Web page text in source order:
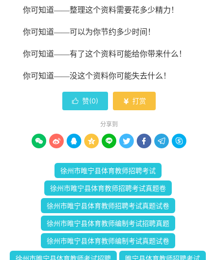
你可知道——整理这个资料需要花多少精力 ！
你可知道——可以为你节约多少时间！
你可知道——有了这个资料可能给你带来什么！
你可知道——没这个资料你可能失去什么 ！
 赞(0)  打赏
分享到
        
徐州市睢宁县体育教师招聘考试
徐州市睢宁县体育教师招聘考试真题卷
徐州市睢宁县体育教师招聘考试真题试卷
徐州市睢宁县体育教师编制考试招聘真题
徐州市睢宁县体育教师编制考试真题试卷
徐州市睢宁县体育教师考试招聘 睢宁县体育教师招聘考试